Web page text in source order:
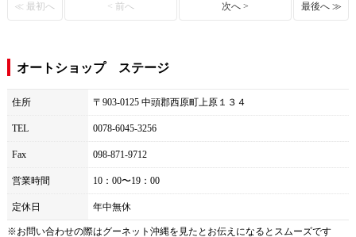
≪ 最初へ < 前へ 次へ > 最後へ ≫
オートショップ ステージ
住所 〒903-0125 中頭郡西原町上原１３４
TEL 0078-6045-3256
Fax 098-871-9712
営業時間 10：00〜19：00
定休日 年中無休
※お問い合わせの際はグーネット沖縄を見たとお伝えになるとスムーズです